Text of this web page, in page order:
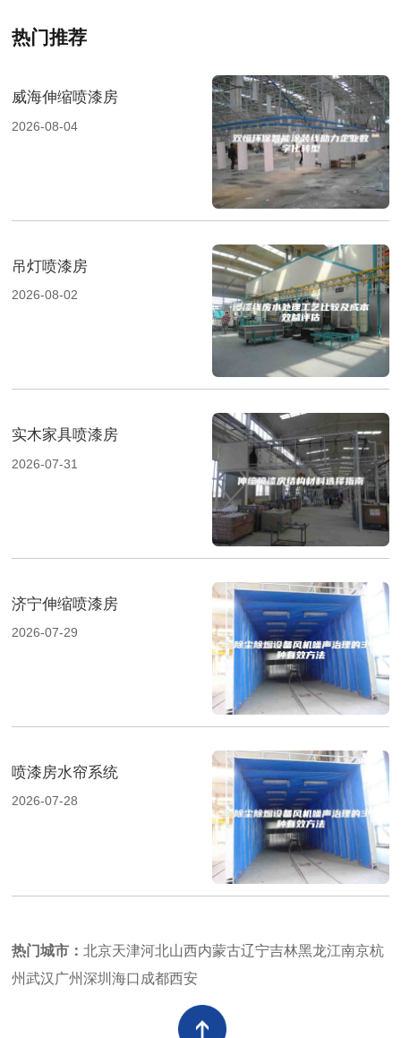
热门推荐
威海伸缩喷漆房
2026-08-04
吊灯喷漆房
2026-08-02
实木家具喷漆房
2026-07-31
济宁伸缩喷漆房
2026-07-29
喷漆房水帘系统
2026-07-28
热门城市：北京天津河北山西内蒙古辽宁吉林黑龙江南京杭
州武汉 广州深圳海口 成都西安